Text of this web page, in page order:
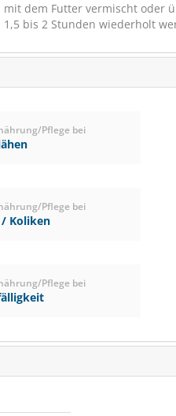
dem Futter vermischt oder
bis 2 Stunden wiederholt
Pflege bei
Pflege bei
Koliken
Pflege bei